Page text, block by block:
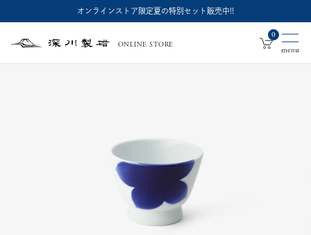
オンラインストア限定夏の特別セット販売中!!
深
ONLINE STORE
0